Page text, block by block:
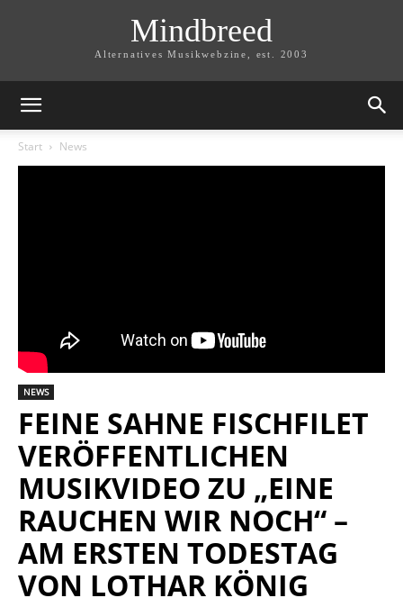
Mindbreed
Alternatives Musikwebzine, est. 2003
Start News
NEWS
FEINE SAHNE FISCHFILET
VERÖFFENTLICHEN
MUSIKVIDEO ZU „EINE
RAUCHEN WIR NOCH“ –
AM ERSTEN TODESTAG
VON LOTHAR KÖNIG